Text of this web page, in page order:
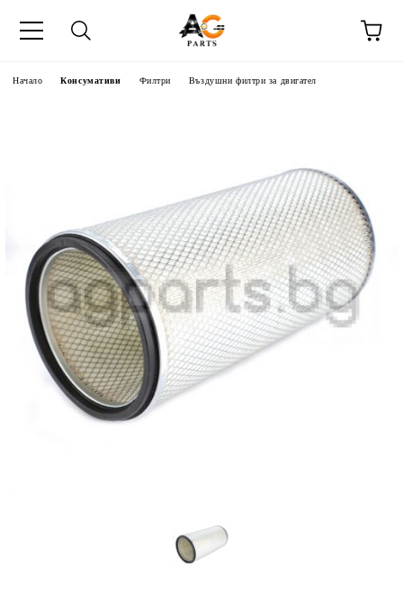
Начало Консумативи Филтри Въздушни филтри за двигател